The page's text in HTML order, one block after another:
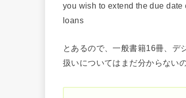
you wish to extend the due
loans
とあるので、一般書籍16冊、デ
扱いについてはまだ分からない